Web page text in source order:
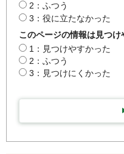
2：ふつう
3：役に立たなかった
このページの情報は見つけ
1：見つけやすかった
2：ふつう
3：見つけにくかった